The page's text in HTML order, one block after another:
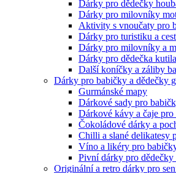
Dárky pro dědečky
Dárky pro milovníky
Aktivity s vnoučaty pro
Dárky pro turistiku a
Dárky pro milovníky a
Dárky pro dědečka kutila
Další koníčky a záliby
Dárky pro babičky a dědečky
Gurmánské mapy
Dárkové sady pro
Dárkové kávy a čaje
Čokoládové dárky a
Chilli a slané delikatesy
Víno a likéry pro
Pivní dárky pro
Originální a retro dárky pro